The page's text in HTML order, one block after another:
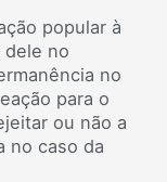
popular à
dele no
no
para o
ou não a
no caso da